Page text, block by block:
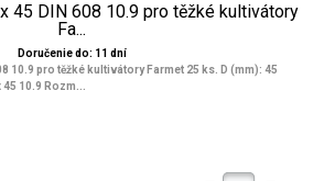
45 DIN 608 10.9 pro těžké kultivátory
Fa...
Doručenie do: 11 dní
10.9 pro těžké kultivátory Farmet 25 ks. D (mm): 45
10.9 Rozm...